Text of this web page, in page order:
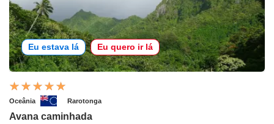
Eu estava lá Eu quero ir lá
Oceânia Rarotonga
Avana caminhada